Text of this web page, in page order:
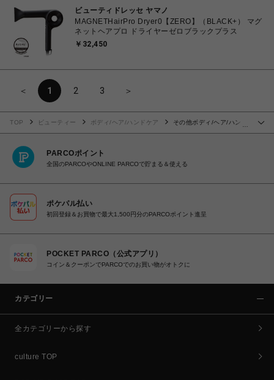
ビューティドレッセ ヤマノ
MAGNETHairPro Dryer0【ZERO】（BLACK+） マグ
ネットヘアプロ ドライヤーゼロブラックプラス
￥32,450
＜ 1 2 3 ＞
TOP ビューティー ボディ/ヘア/ハンドケア
その他ボディ/ヘア/ハンド
PARCOポイント
全国のPARCOやONLINE PARCOで貯まる＆使える
ポケパル払い
初回登録＆お買物で最大1,500円分のPARCOポイント進呈
POCKET PARCO（公式アプリ）
コイン＆クーポンでPARCOでのお買い物がオトクに
カテゴリー
全カテゴリーから探す
culture TOP